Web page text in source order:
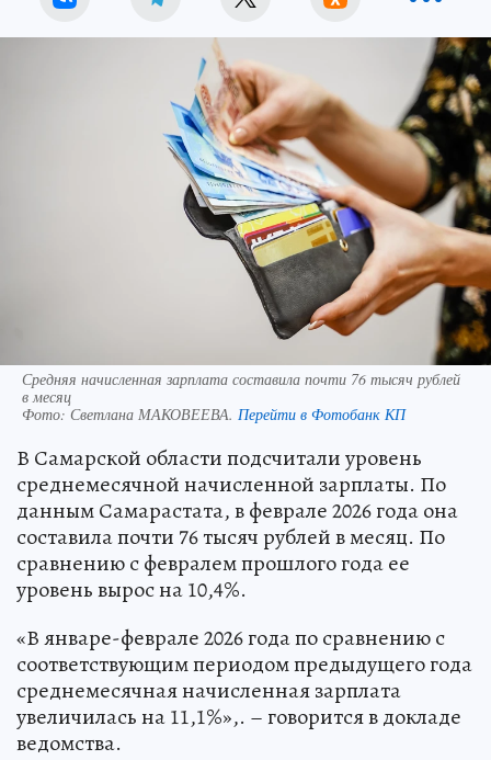
Средняя начисленная зарплата составила почти 76 тысяч рублей
в месяц
Фото: Светлана МАКОВЕЕВА. Перейти в Фотобанк КП
В Самарской области подсчитали уровень
среднемесячной начисленной зарплаты. По
данным Самарастата, в феврале 2026 года она
составила почти 76 тысяч рублей в месяц. По
сравнению с февралем прошлого года ее
уровень вырос на 10,4%.
«В январе-феврале 2026 года по сравнению с
соответствующим периодом предыдущего года
среднемесячная начисленная зарплата
увеличилась на 11,1%»,. – говорится в докладе
ведомства.